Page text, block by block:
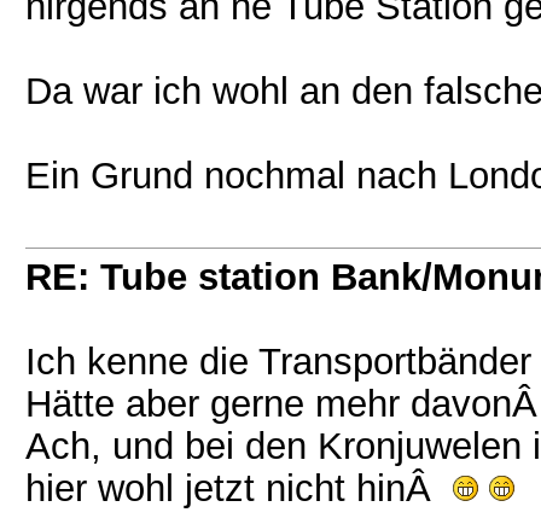
Da war ich wohl an den
Ein Grund nochmal nach
RE: Tube station Bank/
Ich kenne die
Hätte aber gerne mehr
Ach, und bei den Kronjuwelen
hier wohl jetzt nicht hinÂ